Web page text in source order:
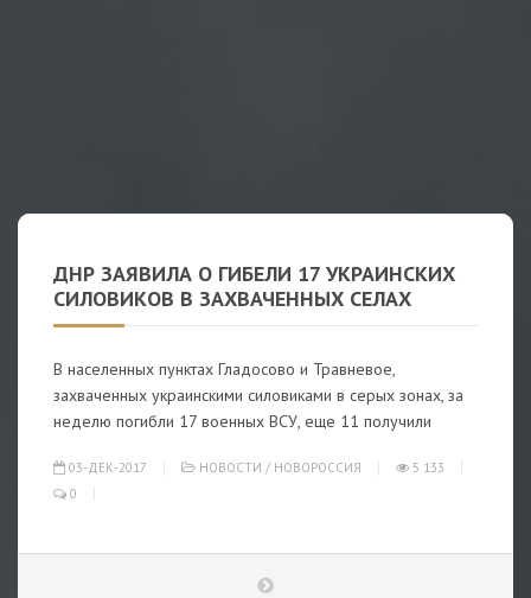
ДНР ЗАЯВИЛА О ГИБЕЛИ 17 УКРАИНСКИХ
СИЛОВИКОВ В ЗАХВАЧЕННЫХ СЕЛАХ
В населенных пунктах Гладосово и Травневое,
захваченных украинскими силовиками в серых зонах, за
неделю погибли 17 военных ВСУ, еще 11 получили
03-ДЕК-2017 НОВОСТИ / НОВОРОССИЯ
5 133
0